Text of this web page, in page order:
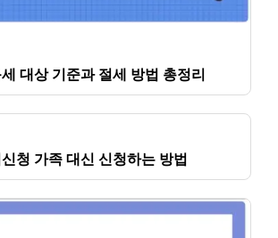
대상 기준과 절세 방법 총정리
청 가족 대신 신청하는 방법